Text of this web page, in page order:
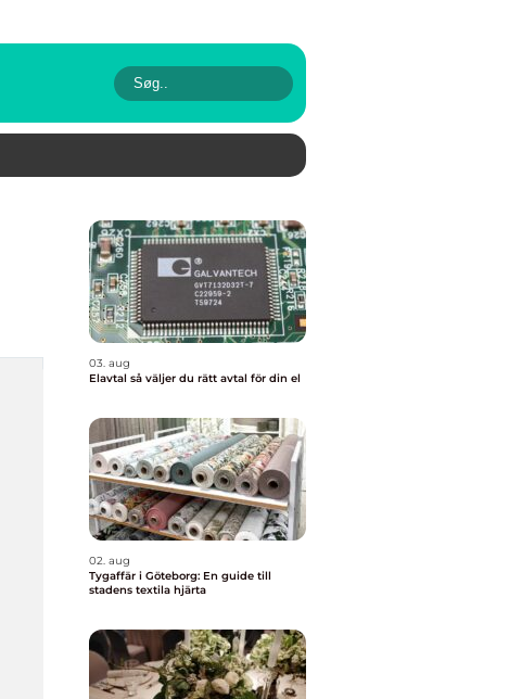
03. aug
Elavtal så väljer du rätt avtal för din el
02. aug
Tygaffär i Göteborg: En guide till
stadens textila hjärta